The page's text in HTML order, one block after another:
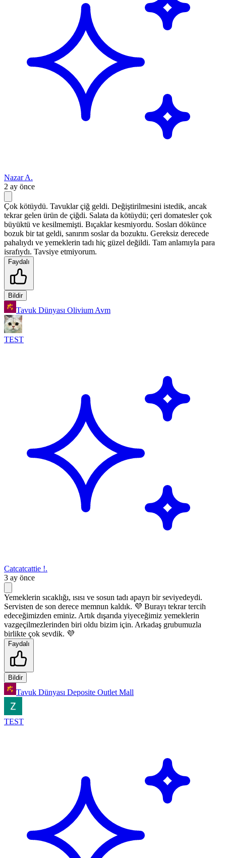
Nazar A.
2 ay önce
Çok kötüydü. Tavuklar çiğ geldi. Değiştirilmesini istedik, ancak
tekrar gelen ürün de çiğdi. Salata da kötüydü; çeri domatesler çok
büyüktü ve kesilmemişti. Bıçaklar kesmiyordu. Sosları dökünce
bozuk bir tat geldi, sanırım soslar da bozuktu. Gereksiz derecede
pahalıydı ve yemeklerin tadı hiç güzel değildi. Tam anlamıyla para
israfıydı. Tavsiye etmiyorum.
Faydalı
Bildir
Tavuk Dünyası Olivium Avm
TEST
Catcatcattie !.
3 ay önce
Yemeklerin sıcaklığı, ısısı ve sosun tadı apayrı bir seviyedeydi.
Servisten de son derece memnun kaldık. 💜 Burayı tekrar tercih
edeceğimizden eminiz. Artık dışarıda yiyeceğimiz yemeklerin
vazgeçilmezlerinden biri oldu bizim için. Arkadaş grubumuzla
birlikte çok sevdik. 💜
Faydalı
Bildir
Tavuk Dünyası Deposite Outlet Mall
TEST